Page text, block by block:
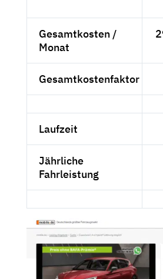
Gesamtkosten /
Monat
Gesamtkostenfaktor
Laufzeit
Jährliche
Fahrleistung